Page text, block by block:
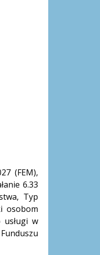
(FEM),
6.33
Typ
osobom
w